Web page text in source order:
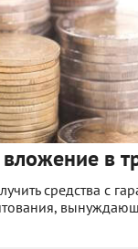
в
средства с